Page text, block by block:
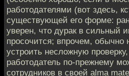
работодателями (вот здесь,
существующей его форме:
уверен, что дурак в сильный
просочится; впрочем, обычно
устроить несложную
работодатель по-прежнему
сотрудников в своей alma